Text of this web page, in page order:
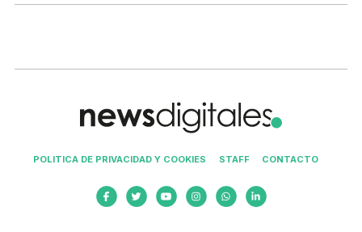
POLITICA DE PRIVACIDAD Y COOKIES STAFF CONTACTO